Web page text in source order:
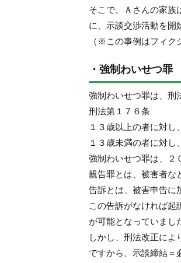
そこで、Ａさんの家族
に、示談交渉活動を開
（※この事例はフィク
・強制わいせつ罪
強制わいせつ罪は、刑
刑法第１７６条
１３歳以上の者に対し
１３歳未満の者に対し
強制わいせつ罪は、２
親告罪とは、被害者な
告訴とは、被害申告に
この告訴がなければ起
が可能となっていまし
しかし、刑法改正によ
ですから、示談締結＝